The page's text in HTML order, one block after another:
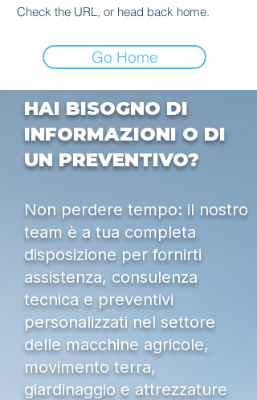
Check the URL, or head back home.
Go Home
HAI BISOGNO DI
INFORMAZIONI O DI
UN PREVENTIVO?
Non perdere tempo: il nostro
team è a tua completa
disposizione per fornirti
assistenza, consulenza
tecnica e preventivi
personalizzati nel settore
delle macchine agricole,
movimento terra,
giardinaggio e attrezzature